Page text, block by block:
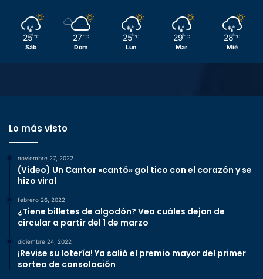
25 ℃
Sáb
27 ℃
Dom
25 ℃
Lun
29 ℃
Mar
28 ℃
Mié
Lo más visto
noviembre 27, 2022
(Video) Un Cantor «cantó» gol tico con el corazón y se
hizo viral
febrero 26, 2022
¿Tiene billetes de algodón? Vea cuáles dejan de
circular a partir del 1 de marzo
diciembre 24, 2022
¡Revise su lotería! Ya salió el premio mayor del primer
sorteo de consolación